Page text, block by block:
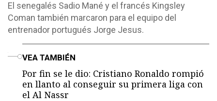
El senegalés Sadio Mané y el francés Kingsley
Coman también marcaron para el equipo del
entrenador portugués Jorge Jesus.
VEA TAMBIÉN
Por fin se le dio: Cristiano Ronaldo rompió
en llanto al conseguir su primera liga con
el Al Nassr